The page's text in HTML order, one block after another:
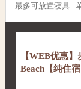
最多可放置寝具 :
【WEB优惠
Beach【纯住宿